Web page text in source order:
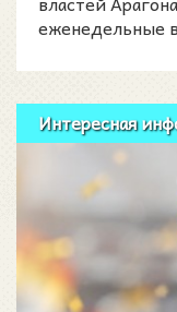
еженедельные
Интересная